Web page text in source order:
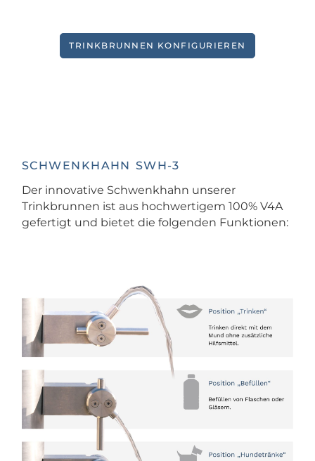
TRINKBRUNNEN KONFIGURIEREN
SCHWENKHAHN SWH-3
Der innovative Schwenkhahn unserer
Trinkbrunnen ist aus hochwertigem 100% V4A
gefertigt und bietet die folgenden Funktionen: